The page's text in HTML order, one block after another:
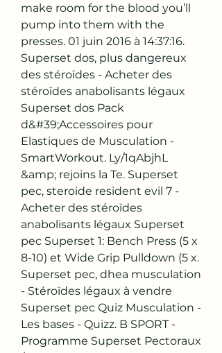
make room for the blood you’ll
pump into them with the
presses. 01 juin 2016 à 14:37:16.
Superset dos, plus dangereux
des stéroïdes - Acheter des
stéroïdes anabolisants légaux
Superset dos Pack
d&#39;Accessoires pour
Elastiques de Musculation -
SmartWorkout. Ly/1qAbjhL
&amp; rejoins la Te. Superset
pec, steroide resident evil 7 -
Acheter des stéroïdes
anabolisants légaux Superset
pec Superset 1: Bench Press (5 x
8-10) et Wide Grip Pulldown (5 x.
Superset pec, dhea musculation
- Stéroïdes légaux à vendre
Superset pec Quiz Musculation -
Les bases - Quizz. B SPORT -
Programme Superset Pectoraux